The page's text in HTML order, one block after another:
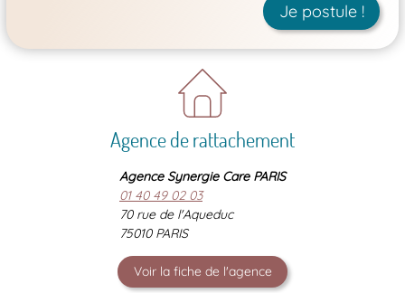
Je postule !
Agence de rattachement
Agence Synergie Care PARIS
01 40 49 02 03
70 rue de l'Aqueduc
75010 PARIS
Voir la fiche de l'agence